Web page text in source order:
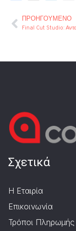
ΠΡΟΗΓΟΎΜΕΝΟ
Σχετικά
Η Εταιρία
Επικοινωνία
Τρόποι Πληρωμής